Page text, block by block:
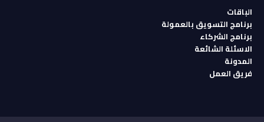
الباقات
برنامج التسويق بالعمولة
برنامج الشركاء
الاسئلة الشائعة
المدونة
فريق العمل